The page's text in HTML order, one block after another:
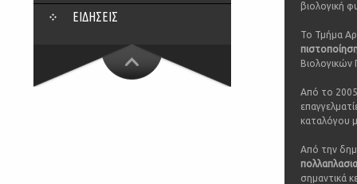
ΕΙΔΉΣΕΙΣ
βιολογική
Το Τμήμα
Από το 2005
καταλόγου
Από την
σημαντικά